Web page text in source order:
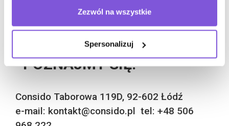
Zezwól na wszystkie
Spersonalizuj
POZNAJMY SIĘ!
Consido Taborowa 119D, 92-602 Łódź
e-mail: kontakt@consido.pl tel: +48 506